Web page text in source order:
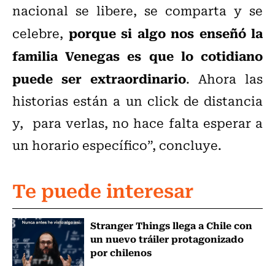
nacional se libere, se comparta y se
celebre, porque si algo nos enseñó la
familia Venegas es que lo cotidiano
puede ser extraordinario. Ahora las
historias están a un click de distancia
y, para verlas, no hace falta esperar a
un horario específico”, concluye.
Te puede interesar
Stranger Things llega a Chile con
un nuevo tráiler protagonizado
por chilenos